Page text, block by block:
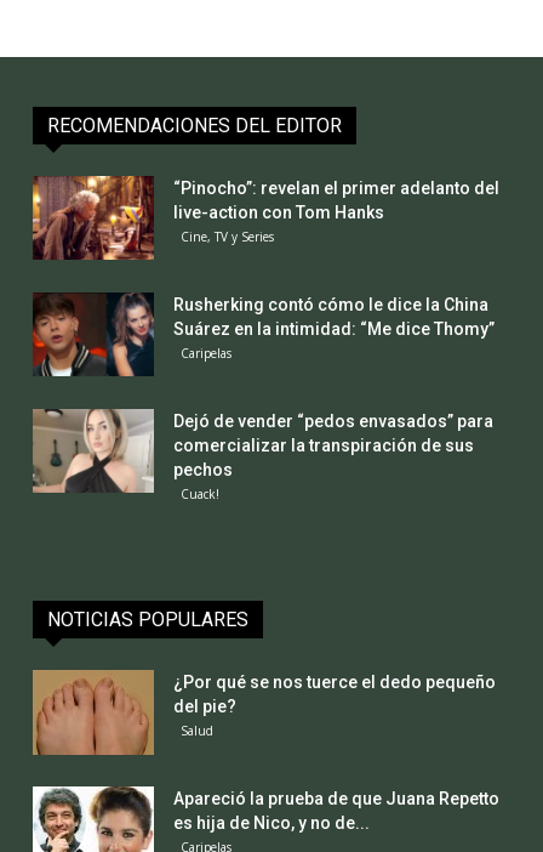
RECOMENDACIONES DEL EDITOR
“Pinocho”: revelan el primer adelanto del
live-action con Tom Hanks
Cine, TV y Series
Rusherking contó cómo le dice la China
Suárez en la intimidad: “Me dice Thomy”
Caripelas
Dejó de vender “pedos envasados” para
comercializar la transpiración de sus
pechos
Cuack!
NOTICIAS POPULARES
¿Por qué se nos tuerce el dedo pequeño
del pie?
Salud
Apareció la prueba de que Juana Repetto
es hija de Nico, y no de...
Caripelas